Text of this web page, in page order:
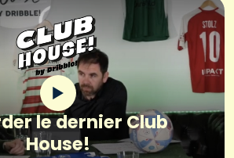
le dernier Club
House!